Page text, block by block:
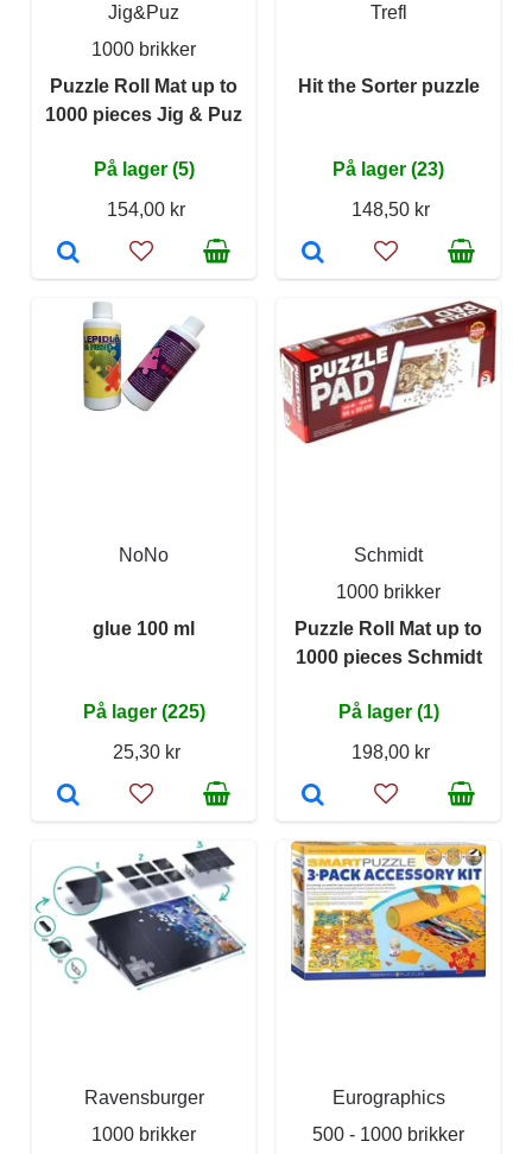
Jig&Puz
1000 brikker
Puzzle Roll Mat up to
1000 pieces Jig & Puz
På lager (5)
154,00 kr
Trefl
Hit the Sorter puzzle
På lager (23)
148,50 kr
NoNo
glue 100 ml
På lager (225)
25,30 kr
Schmidt
1000 brikker
Puzzle Roll Mat up to
1000 pieces Schmidt
På lager (1)
198,00 kr
Ravensburger
1000 brikker
Eurographics
500 - 1000 brikker